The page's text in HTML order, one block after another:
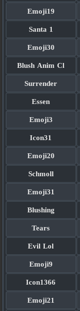
Emoji19
Santa 1
Emoji30
Blush Anim Cl
Surrender
Essen
Emoji3
Icon31
Emoji20
Schmoll
Emoji31
Blushing
Tears
Evil Lol
Emoji9
Icon1366
Emoji21